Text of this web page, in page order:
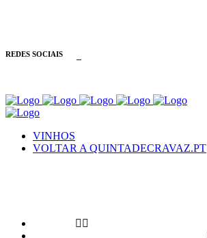
REDES SOCIAIS
VINHOS
VOLTAR A QUINTADECRAVAZ.PT